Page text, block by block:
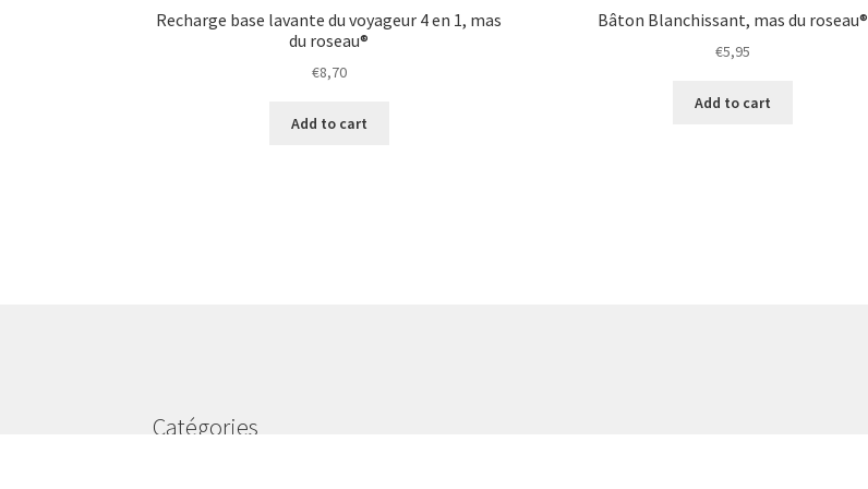
Recharge base lavante du voyageur 4 en 1, mas
du roseau®
€8,70
Add to cart
Bâton Blanchissant, mas du roseau®
€5,95
Add to cart
Catégories